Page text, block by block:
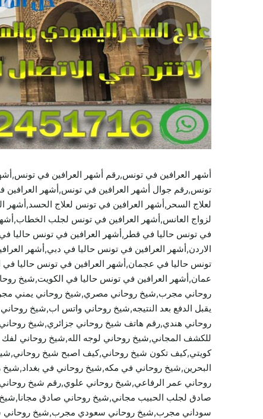
أشهر العرافين في تونس,رقم أشهر العرافين في
تونس,رقم جوال أشهر العرافين في تونس,أشهر العرافين
لعلاج السحر,أشهر العرافين في تونس لعلاج
لزواج العانس,أشهر العرافين في تونس لجلب
في تونس حاليا في قطر,أشهر العرافين في تونس حاليا في
الاردن,أشهر العرافين في تونس حاليا في دبي,أشهر
تونس حاليا في عجمان,أشهر العرافين في تونس حاليا
عمان,أشهر العرافين في تونس حاليا في الكويت,شيخ
روحاني مجرب,شيخ روحاني مصري,شيخ روحاني يمني
يقبل الدفع بعد النتيجه,شيخ روحاني واتس اب,شيخ
روحاني هندي,رقم هاتف شيخ روحاني جزائري,شيخ
للكشف المجاني,شيخ روحاني لوجه الله,شيخ روحاني لفك
كويتي,كيف تكون شيخ روحاني,كيف اصبح شيخ
البحرين,شيخ روحاني في مكه,شيخ روحاني في
روحاني عمر الرفاعي,شيخ روحاني علوي,رقم شيخ
صادق لجلب الحبيب مجاني,شيخ روحاني صادق
سوداني مجرب,شيخ روحاني سعودي مجرب,شيخ روحاني